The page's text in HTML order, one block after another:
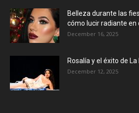
Belleza durante las
cómo lucir radiante en
December 16, 2025
Rosalía y el éxito de La
December 12, 2025